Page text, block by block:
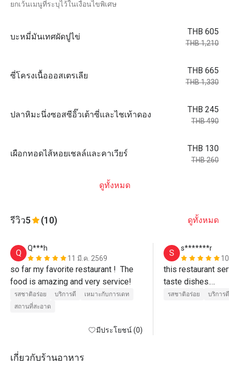
ยกเว้นเมนูที่ระบุไว้ในเงื่อนไขพิเศษ
บะหมี่มันเทศผัดปูไข่
THB 605
THB 1,210
ซี่โครงเนื้อออสเตรเลีย
THB 665
THB 1,330
ปลาหิมะนึ่งซอสซีอิ๊วเต้าซี่และไชเท้าดอง
THB 245
THB 490
เผือกทอดไส้หอยเชลล์และคาเวียร์
THB 130
THB 260
ดูทั้งหมด
รีวิว5 (10) ดูทั้งหมด
Q
Q***h
11 มี.ค. 2569
so far my favorite restaurant !  The
food is amazing and very service!
รสชาติอร่อย บริการดี
เหมาะกับการเดท
สถานที่สะอาด
มีประโยชน์ (0)
S
s*******r
this restaurant
taste dishes.
dumpling and
รสชาติอร่อย บริการดี
เกี่ยวกับร้านอาหาร